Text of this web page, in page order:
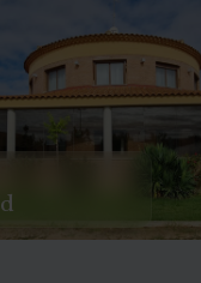
PERSONALIZADA
Y SERVICIO FARMACÉUTICO
Y POST-OPERATORIO